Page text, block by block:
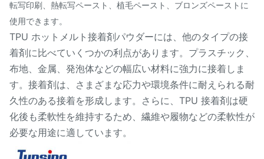
転写印刷、熱転写ペースト、植毛ペースト、ブロンズペーストに
使用できます。
TPU ホットメルト接着剤パウダーには、他のタイプの接
着剤に比べていくつかの利点があります。プラスチック、
布地、金属、発泡体などの幅広い材料に強力に接着しま
す。接着剤は、さまざまな応力や環境条件に耐えられる耐
久性のある接着を形成します。さらに、TPU 接着剤は硬
化後も柔軟性を維持するため、繊維や履物などの柔軟性が
必要な用途に適しています。